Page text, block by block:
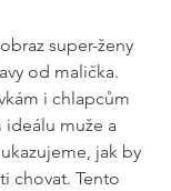
super-ženy
od malička.
i chlapcům
ideálu muže a
jak by
chovat. Tento